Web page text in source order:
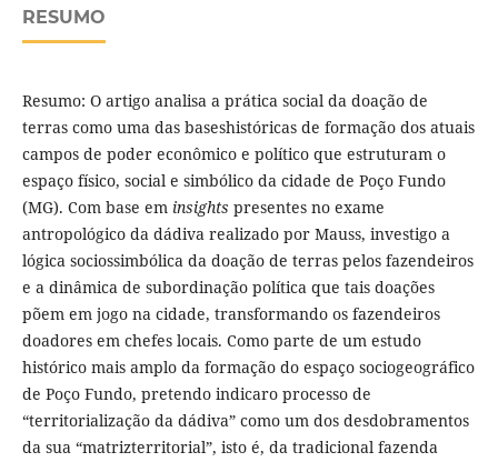
RESUMO
Resumo: O artigo analisa a prática social da doação de
terras como uma das baseshistóricas de formação dos atuais
campos de poder econômico e político que estruturam o
espaço físico, social e simbólico da cidade de Poço Fundo
(MG). Com base em insights presentes no exame
antropológico da dádiva realizado por Mauss, investigo a
lógica sociossimbólica da doação de terras pelos fazendeiros
e a dinâmica de subordinação política que tais doações
põem em jogo na cidade, transformando os fazendeiros
doadores em chefes locais. Como parte de um estudo
histórico mais amplo da formação do espaço sociogeográfico
de Poço Fundo, pretendo indicaro processo de
“territorialização da dádiva” como um dos desdobramentos
da sua “matrizterritorial”, isto é, da tradicional fazenda